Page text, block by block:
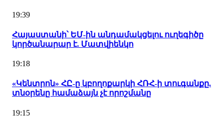
19:39
Հայաստանի՝ ԵՄ-ին անդամակցելու ուղեգիծը
կործանարար է. Մատվիենկո
19:18
«Կենտրոն» ՀԸ-ը կբողոքարկի ՀՌՀ-ի տուգանքը.
տնօրենը համաձայն չէ որոշմանը
19:15